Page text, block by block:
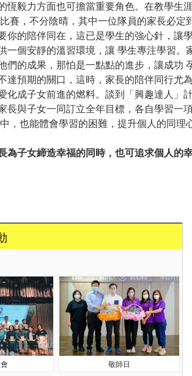
恆毅力方面也可擔當重要角色。在教學生
賽，不分陰晴，其中一位隊員的家長必定
你的陪伴同在，這已是學生的強心針，讓
一個安靜的溫習環境，讓 學生專注學習。
們的成果，那怕是一點點的進步，讓成功
達預期的關口，這時，家長的陪伴同行尤
化成子女前進的燃料。談到「興趣達人」
長與子女一同訂立全年目標，各自學習一
，也能體會學習的困難，提升個人的同理
為子女締造幸福的同時，也可追求個人的
敬師日